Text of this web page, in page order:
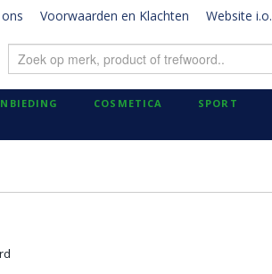
Voorwaarden en Klachten Website i.o.
COSMETICA SPORT